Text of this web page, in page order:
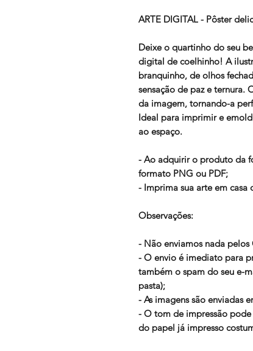
ARTE DIGITAL - Pôster
Deixe o quartinho do seu
digital de coelhinho! A
branquinho, de olhos
sensação de paz e ternura.
da imagem, tornando-a
Ideal para imprimir e
ao espaço.
- Ao adquirir o produto da
formato PNG ou PDF;
- Imprima sua arte em
Observações:
- Não enviamos nada
- O envio é imediato para
também o spam do seu e-
pasta);
- As imagens são enviadas
- O tom de impressão
do papel já impresso